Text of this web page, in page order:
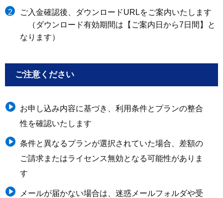
ご入金確認後、ダウンロードURLをご案内いたします
（ダウンロード有効期間は【ご案内日から7日間】と
なります）
ご注意ください
お申し込み内容に基づき、利用条件とプランの整合
性を確認いたします
条件と異なるプランが選択されていた場合、差額の
ご請求またはライセンス無効となる可能性がありま
す
メールが届かない場合は、迷惑メールフォルダや受